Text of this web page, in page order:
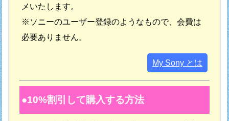
メいたします。
※ソニーのユーザー登録のようなもので、会費は
必要ありません。
My Sony とは
10%割引して購入する方法